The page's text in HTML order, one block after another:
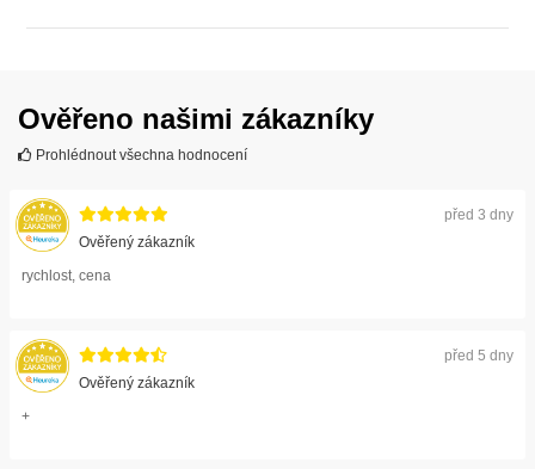
Ověřeno našimi zákazníky
Prohlédnout všechna hodnocení
před 3 dny
Ověřený zákazník
rychlost, cena
před 5 dny
Ověřený zákazník
+